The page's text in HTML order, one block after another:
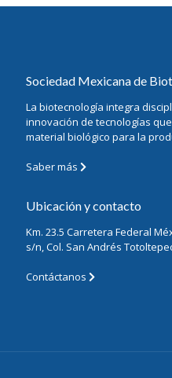
Sociedad Mexicana de
La biotecnología integra
innovación de tecnologías
material biológico para la
Saber más
Ubicación y contacto
Km. 23.5 Carretera Federal
s/n, Col. San Andrés
Contáctanos